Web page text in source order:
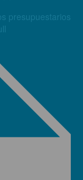
presupuestarios